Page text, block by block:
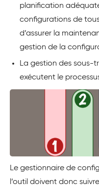
planification
configurations de
d’assurer la
gestion de la
La gestion des sous-
exécutent le
Le gestionnaire de
l’outil doivent donc